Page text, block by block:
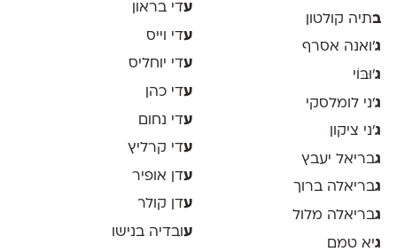
בתיה קולטון
ג'ואנה אסרף
ג'וּבּוֹי
ג׳ני לומלסקי
ג׳ני ציקון
גבריאל יעבץ
גבריאלה ברוך
גבריאלה מלול
גיא טמם
עדי בראון
עדי וייס
עדי יוחליס
עדי כהן
עדי נחום
עדי קרליץ
עדן אופיר
עדן קולר
ע ובדיה בנישו